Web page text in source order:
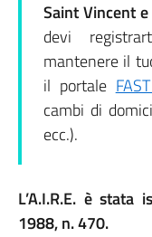
Saint Vincent
devi
mantenere il
il portale
cambi di
ecc.).
L’A.I.R.E. è
1988, n. 470.